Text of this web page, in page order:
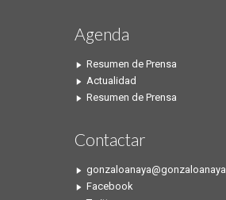
Agenda
Resumen de Prensa
Actualidad
Resumen de Prensa
Contactar
Facebook